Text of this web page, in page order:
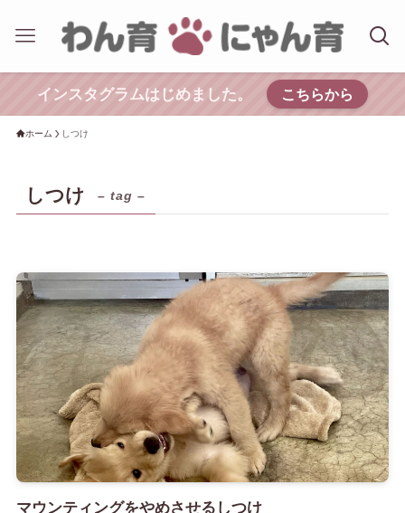
インスタグラムはじめました。 こちらから
ホーム しつけ
しつけ – tag –
マウンティングをやめさせるしつけ